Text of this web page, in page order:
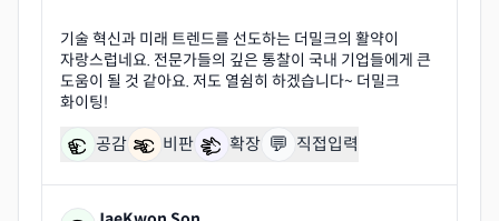
기술 혁신과 미래 트렌드를 선도하는 더밀크의 활약이
자랑스럽네요. 전문가들의 깊은 통찰이 국내 기업들에게 큰
도움이 될 것 같아요. 저도 열쉼히 하겠습니다~ 더밀크
공감 비판 확장 💬 직접입력